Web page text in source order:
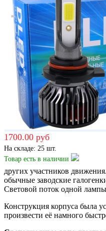
1700.00 руб
На складе: 25 шт.
Товар есть в наличии
других участников
обычные заводские
Световой поток одной
Конструкция корпуса была
произвести её намного